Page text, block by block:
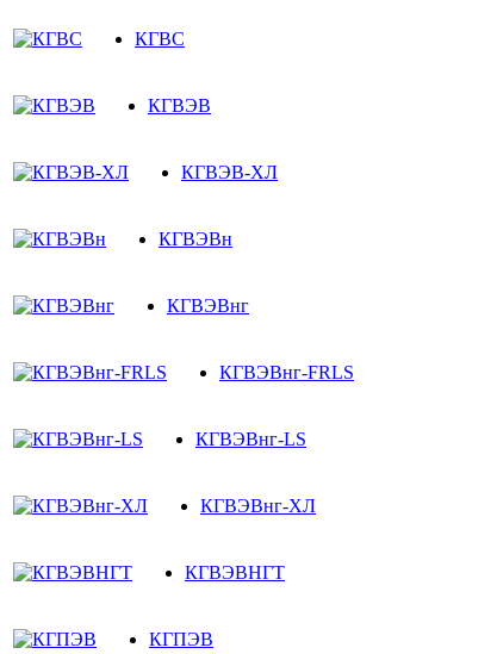
КГВС
КГВЭВ
КГВЭВ-ХЛ
КГВЭВн
КГВЭВнг
КГВЭВнг-FRLS
КГВЭВнг-LS
КГВЭВнг-ХЛ
КГВЭВНГТ
КГПЭВ